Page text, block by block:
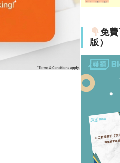
免
版）